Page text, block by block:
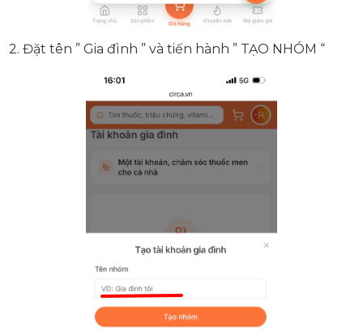
2. Đặt tên ” Gia đình ” và tiến hành ” TẠO NHÓM “